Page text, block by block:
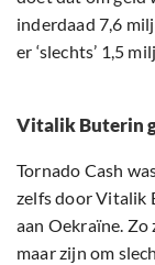
inderdaad 7,6
er ‘slechts’ 1,5
Vitalik Buterin
Tornado Cash
zelfs door Vitalik
aan Oekraïne.
maar zijn om